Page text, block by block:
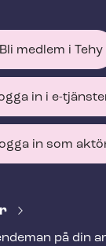
Bli medlem i Tehy
in i e-
in som
på din